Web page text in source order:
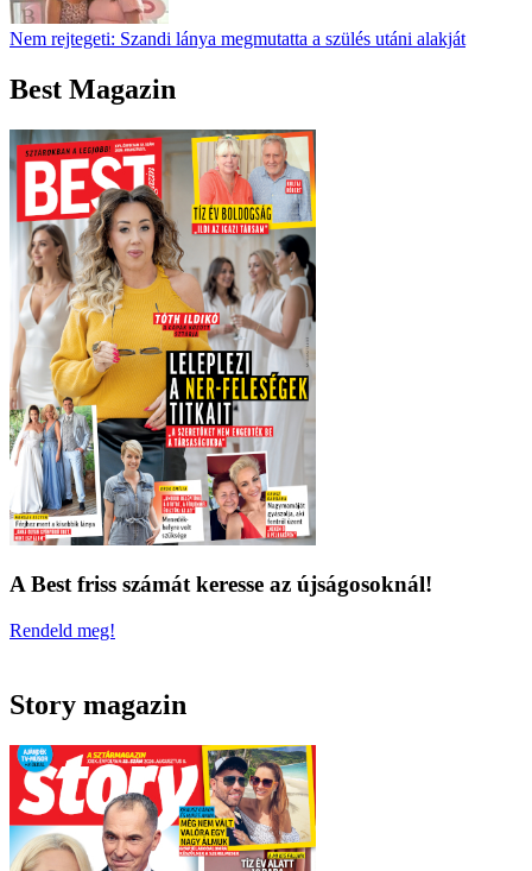
Nem rejtegeti: Szandi lánya megmutatta a szülés utáni alakját
Best Magazin
A Best friss számát keresse az újságosoknál!
Rendeld meg!
Story magazin